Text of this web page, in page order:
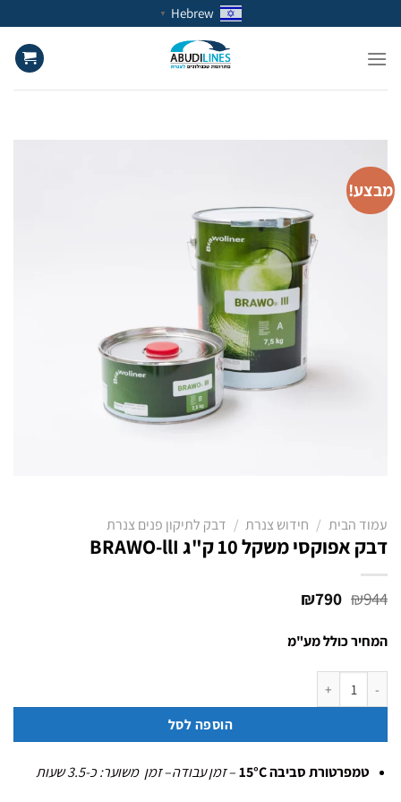
to
content
Hebrew
▼
מבצע!
עמוד הבית / חידוש צנרת / דבק לתיקון פנים צנרת
דבק אפוקסי משקל 10 ק"ג BRAWO-llI
₪944 המחיר
היה:
₪944.
₪790 המחיר
הוא:
₪790.המחיר כולל מע"מ
כמות של דבק אפוקסי משקל 10 ק"ג BRAWO-llI
הוספה לסל
טמפרטורת סביבה 15°C –זמן עבודה–זמן משוער: כ-3.5 שעות